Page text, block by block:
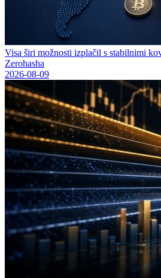
Visa širi možnosti izplačil s stabilnimi
Zerohasha
2026-08-09